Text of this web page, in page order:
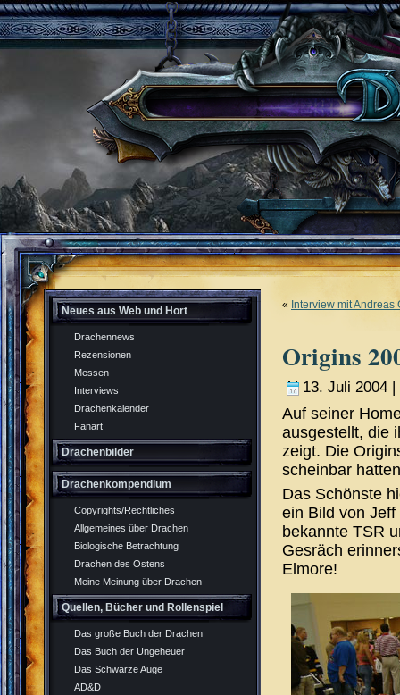
Neues aus Web und Hort
Drachennews
Rezensionen
Messen
Interviews
Drachenkalender
Fanart
Drachenbilder
Drachenkompendium
Copyrights/Rechtliches
Allgemeines über Drachen
Biologische Betrachtung
Drachen des Ostens
Meine Meinung über Drachen
Quellen, Bücher und Rollenspiel
Das große Buch der Drachen
Das Buch der Ungeheuer
Das Schwarze Auge
AD&D
« Interview mit Andreas
Origins
13. Juli 2004 |
Auf seiner
ausgestellt, die
zeigt. Die
scheinbar
Das Schönste
ein Bild von
bekannte TSR
Gesräch
Elmore!